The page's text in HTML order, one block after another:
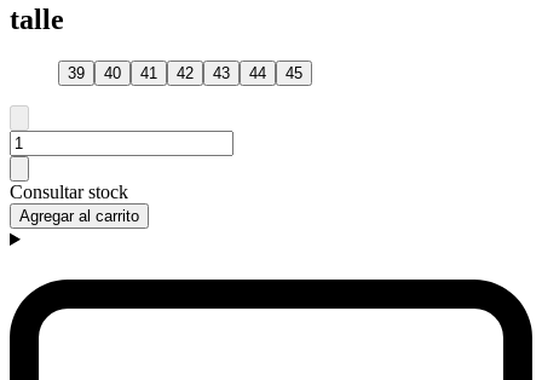
talle
39 40 41 42 43 44 45
Consultar stock
Agregar al carrito